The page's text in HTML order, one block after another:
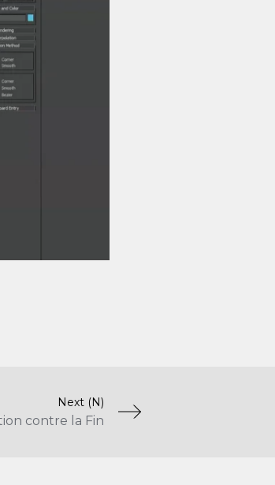
Next (N)
contre la Fin